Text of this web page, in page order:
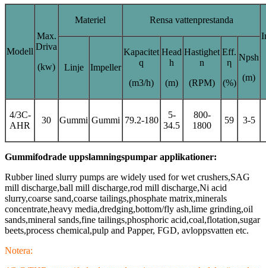
Modell
Max.
Driva
(kw)
Materiel
Rensa vattenprestanda
Linje Impeller
Kapacitet
q
(m3/h)
Head
h
(m)
Hastighet
n
(RPM)
Eff.
η
(%)
Npsh
(m)
4/3C-
AHR
30 Gummi Gummi 79.2-180
5-
34.5
800-
1800
59 3-5
Gummifodrade uppslamningspumpar applikationer:
Rubber lined slurry pumps are widely used for wet crushers,SAG
mill discharge,ball mill discharge,rod mill discharge,Ni acid
slurry,coarse sand,coarse tailings,phosphate matrix,minerals
concentrate,heavy media,dredging,bottom/fly ash,lime grinding,oil
sands,mineral sands,fine tailings,phosphoric acid,coal,flotation,sugar
beets,process chemical,pulp and Papper, FGD, avloppsvatten etc.
Notera: